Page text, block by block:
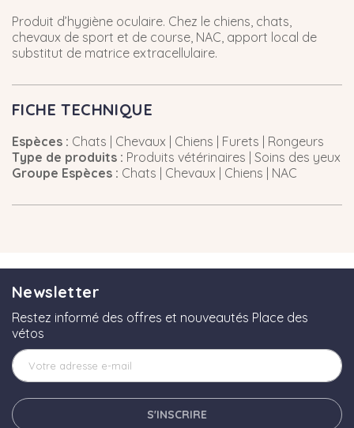
Produit d’hygiène oculaire. Chez le chiens, chats,
chevaux de sport et de course, NAC, apport local de
substitut de matrice extracellulaire.
FICHE TECHNIQUE
Espèces : Chats | Chevaux | Chiens | Furets | Rongeurs
Type de produits : Produits vétérinaires | Soins des yeux
Groupe Espèces : Chats | Chevaux | Chiens | NAC
Newsletter
Restez informé des offres et nouveautés Place des
vétos
S'INSCRIRE